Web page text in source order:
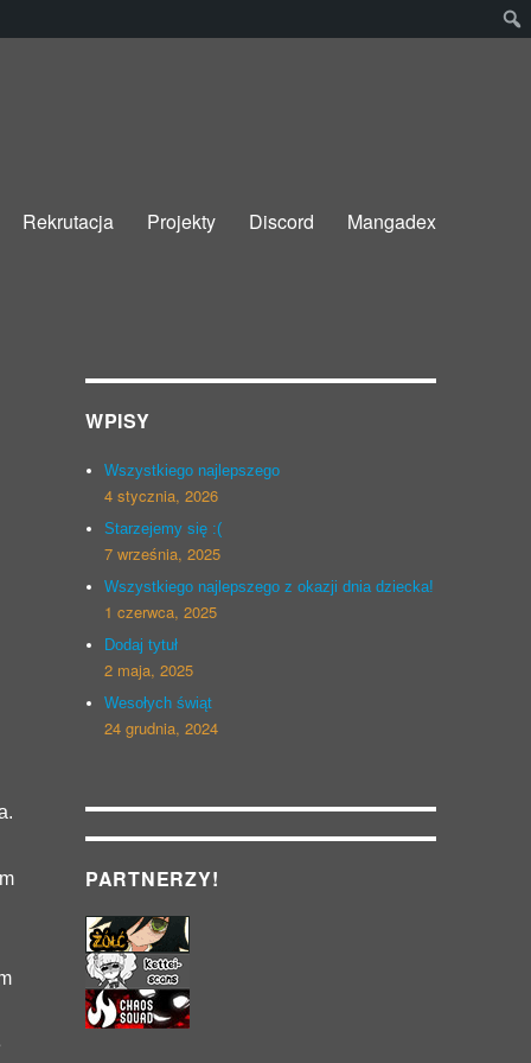
Rekrutacja Projekty Discord Mangadex
WPISY
Wszystkiego najlepszego
4 stycznia, 2026
Starzejemy się :(
7 września, 2025
Wszystkiego najlepszego z okazji dnia dziecka!
1 czerwca, 2025
Dodaj tytuł
2 maja, 2025
Wesołych świąt
24 grudnia, 2024
PARTNERZY!